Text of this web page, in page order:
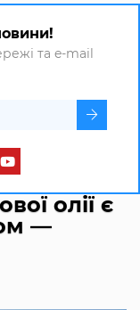
та e-mail
олії є
—